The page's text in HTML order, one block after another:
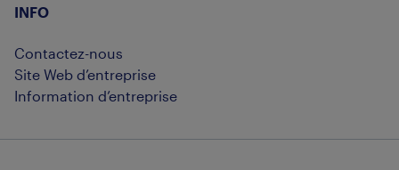
INFO
Contactez-nous
Site Web d’entreprise
Information d’entreprise